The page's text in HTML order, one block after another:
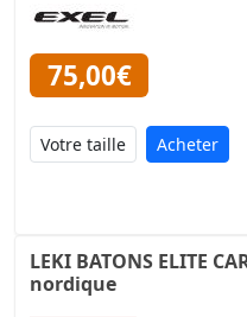
75,00€
Acheter
LEKI BATONS ELITE
nordique